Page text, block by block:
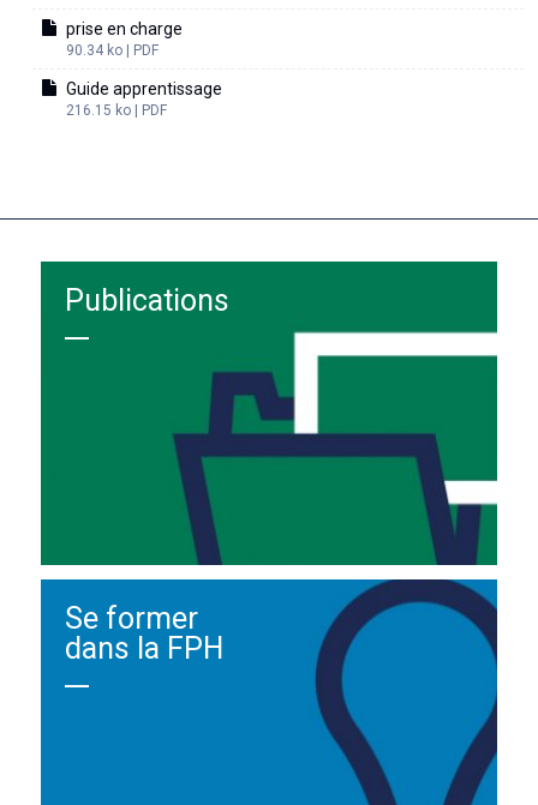
prise en charge
90.34 ko | PDF
Guide apprentissage
216.15 ko | PDF
Publications
Se former
dans la FPH